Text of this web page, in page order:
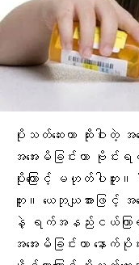
ပိုးသတ်ဆေးဟာ ဆိုးဝါး
အအေးမိခြင်းဟာ ဗိုင်းရ
ပိုးကြောင့် မဟုတ်ပါဘူး။
ဘူး။ ယေဘုယျအားဖြင့်
နဲ့ ရက်အနည်းငယ်ကြာရ
အအေးမိခြင်းဟာ နောက်